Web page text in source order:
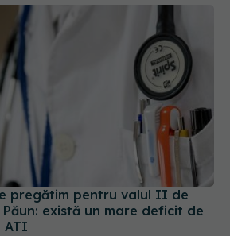
Păun: există un mare deficit de
ATI